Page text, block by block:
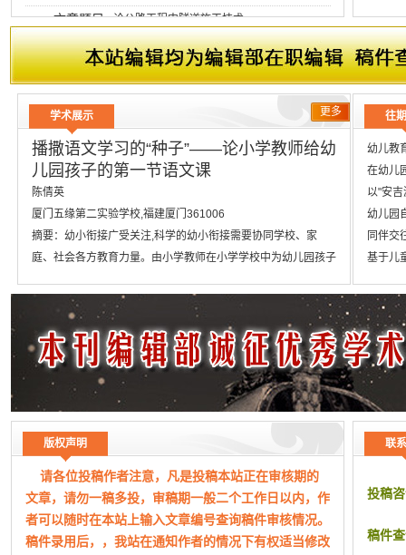
论公路工程中隧道施工技术
文章题目
投标压价的分析及其对策
文章题目
普通外科手术患者医院感染与手术室护理
文章题目
往
幼儿教
在幼儿
以"安
幼儿园
同伴交
基于儿
语文教
小学语
双新背
初中英
小学高
基于核
“双减”
中学语
新课程
学术展示 更多
播撒语文学习的“种子”——论小学教师给幼
儿园孩子的第一节语文课
陈倩英
厦门五缘第二实验学校,福建厦门361006
摘要：幼小衔接广受关注,科学的幼小衔接需要协同学校、家
庭、社会各方教育力量。由小学教师在小学学校中为幼儿园孩子
心设计教学内容,以互动性口令,培养学生语文学习习惯;以游戏化
教学,对学生渗透语文学习方法;以多样化评价,提升学生语文学习
兴趣。
关键词：
幼小衔接语文学习习惯方法兴趣
在线出版日期：
2022-11-01 （万方平台首次上网日期，不代表论文的发表时
间）
页数：
3 (7-9)
版权声明
请各位投稿作者注意，凡是投稿本站正在审核期的
文章，请勿一稿多投，审稿期一般二个工作日以内，作
者可以随时在本站上输入文章编号查询稿件审核情况。
稿件录用后，，我站在通知作者的情况下有权适当修改
联
投稿
稿件